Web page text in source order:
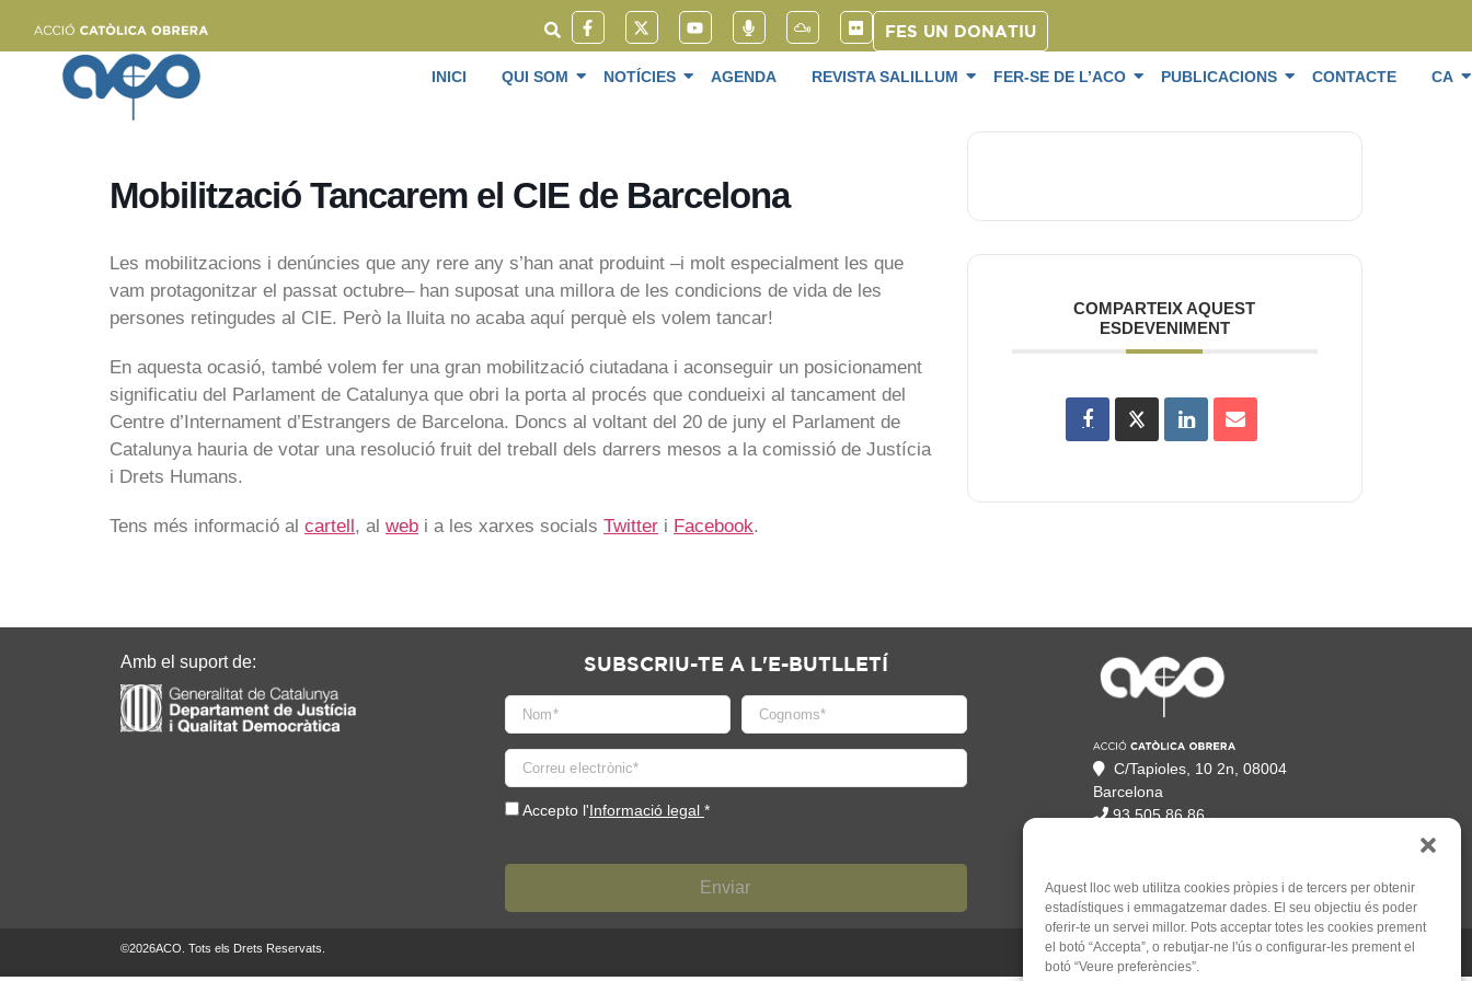
Aquest lloc web utilitza cookies pròpies i de tercers per obtenir
estadístiques i emmagatzemar dades. El seu objectiu és poder
oferir-te un servei millor. Pots acceptar totes les cookies prement
el botó “Accepta”, o rebutjar-ne l'ús o configurar-les prement el
botó “Veure preferències”.
FES UN DONATIU
INICI QUI SOM NOTÍCIES AGENDA REVISTA SALILLUM FER-SE DE L’ACO PUBLICACIONS CONTACTE CA
Mobilització Tancarem el CIE de Barcelona
Les mobilitzacions i denúncies que any rere any s’han anat produint –i molt especialment les que
vam protagonitzar el passat octubre– han suposat una millora de les condicions de vida de les
persones retingudes al CIE. Però la lluita no acaba aquí perquè els volem tancar!
En aquesta ocasió, també volem fer una gran mobilització ciutadana i aconseguir un posicionament
significatiu del Parlament de Catalunya que obri la porta al procés que condueixi al tancament del
Centre d’Internament d’Estrangers de Barcelona. Doncs al voltant del 20 de juny el Parlament de
Catalunya hauria de votar una resolució fruit del treball dels darrers mesos a la comissió de Justícia
i Drets Humans.
Tens més informació al cartell , al web i a les xarxes socials Twitter i Facebook.
COMPARTEIX AQUEST
ESDEVENIMENT
Amb el suport de: SUBSCRIU-TE A L'E-BUTLLETÍ
Accepto l'Informació legal *
C/Tapioles, 10 2n, 08004
Barcelona
93 505 86 86
©2026ACO. Tots els Drets Reservats. Un web deMauricio Mardones